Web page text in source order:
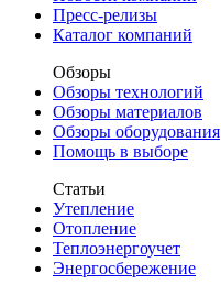
Пресс-релизы
Каталог компаний
Обзоры
Обзоры технологий
Обзоры материалов
Обзоры оборудования
Помощь в выборе
Статьи
Утепление
Отопление
Теплоэнергоучет
Энергосбережение